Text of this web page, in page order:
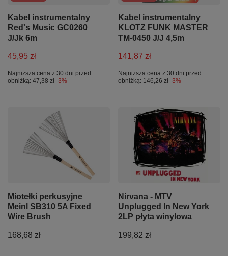
Kabel instrumentalny
Red's Music GC0260
J/Jk 6m
45,95 zł
Najniższa cena z 30 dni przed
obniżką: 47,38 zł -3%
Kabel instrumentalny
KLOTZ FUNK MASTER
TM-0450 J/J 4,5m
141,87 zł
Najniższa cena z 30 dni przed
obniżką: 146,26 zł -3%
Miotełki perkusyjne
Meinl SB310 5A Fixed
Wire Brush
168,68 zł
Nirvana - MTV
Unplugged In New York
2LP płyta winylowa
199,82 zł